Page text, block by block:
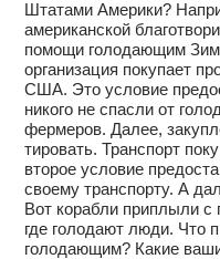
Штатами Америки?
американской
помощи голодающим
организация покупает
США. Это условие
никого не спасли от
фермеров. Далее,
тировать. Транспорт
второе условие
своему транспорту. А
Вот корабли приплыли с
где голодают люди. Что
голодающим? Какие